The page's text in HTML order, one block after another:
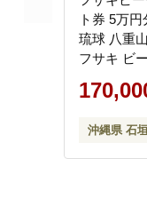
ト券 5万
琉球 八重
フサキ ビ
泊券 国内
テル 旅 旅
FR-002
沖縄県 石